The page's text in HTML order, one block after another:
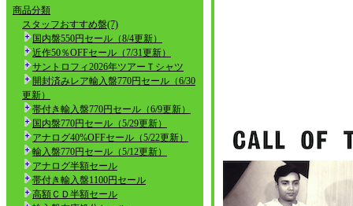
商品分類
スタッフおすすめ盤(7)
国内盤550円セール（8/4更新）
近作50％OFFセール（7/31更新）
サントロフィ2026年ツアーＴシャツ
開封済みレア輸入盤770円セール（6/30
更新）
帯付き輸入盤770円セール（6/9更新）
国内盤770円セール（5/29更新）
アナログ40%OFFセール（5/22更新）
輸入盤770円セール（5/12更新）
アナログ半額セール
帯付き輸入盤1100円セール
高額ＣＤ半額セール